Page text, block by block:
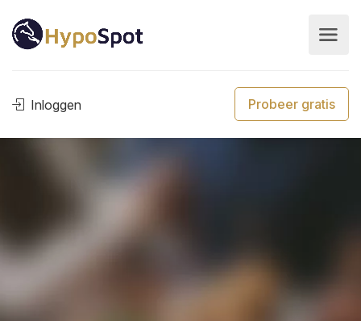
Inloggen Probeer gratis